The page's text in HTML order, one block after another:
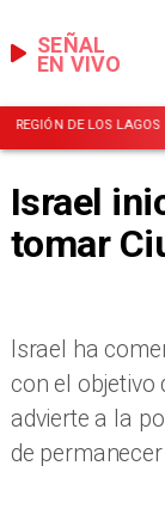
EN VIVO
SEÑAL
REGIÓN DE LOS LAGOS
Israel
tomar
Israel ha
con el objetivo
advierte a la
de